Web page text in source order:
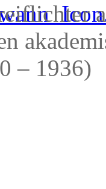
– 1936)